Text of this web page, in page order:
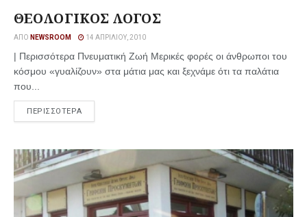
ΘΕΟΛΟΓΙΚΟΣ ΛΟΓΟΣ
ΑΠΌ NEWSROOM 14 ΑΠΡΙΛΊΟΥ, 2010
| Περισσότερα Πνευματική Ζωή Μερικές φορές οι άνθρωποι του
κόσμου «γυαλίζουν» στα μάτια μας και ξεχνάμε ότι τα παλάτια
που...
ΠΕΡΙΣΣΟΤΕΡΑ